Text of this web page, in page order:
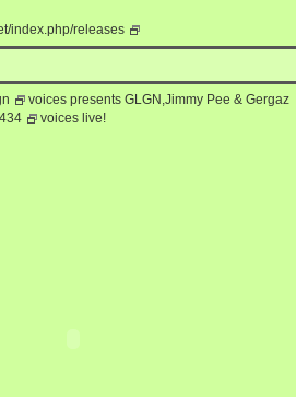
index.php/releases
voices presents GLGN,Jimmy Pee & Gergaz
voices live!